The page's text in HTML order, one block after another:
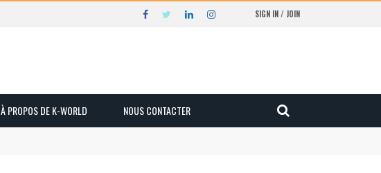
SIGN IN / JOIN
À PROPOS DE K-WORLD NOUS CONTACTER